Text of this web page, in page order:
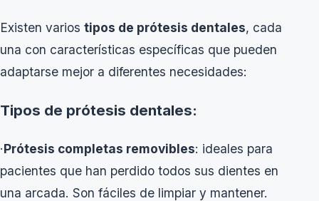
Existen varios tipos de prótesis dentales, cada
una con características específicas que pueden
adaptarse mejor a diferentes necesidades:
Tipos de prótesis dentales:
·Prótesis completas removibles: ideales para
pacientes que han perdido todos sus dientes en
una arcada. Son fáciles de limpiar y mantener.